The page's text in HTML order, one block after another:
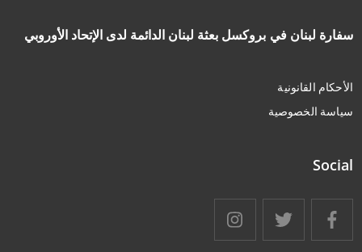
سفارة لبنان في بروكسل بعثة لبنان الدائمة لدى الإتحاد الأوروبي
الأحكام القانونية
سياسة الخصوصية
Social